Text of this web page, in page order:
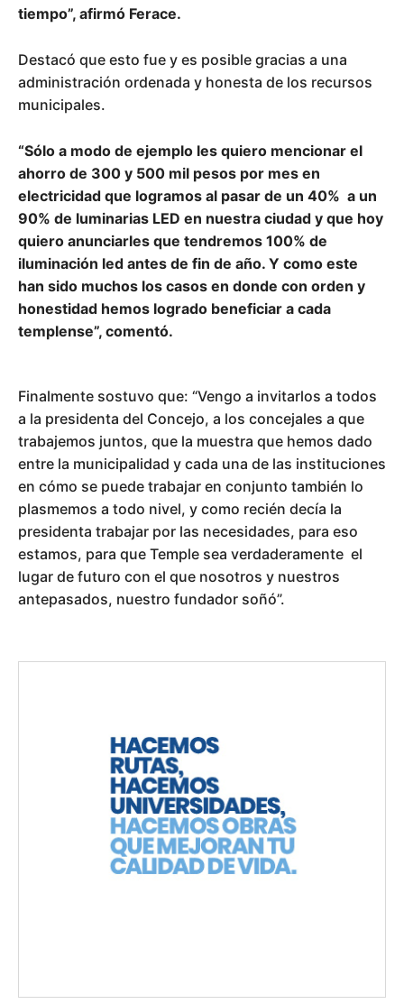
tiempo”, afirmó Ferace.
Destacó que esto fue y es posible gracias a una
administración ordenada y honesta de los recursos
municipales.
“Sólo a modo de ejemplo les quiero mencionar el
ahorro de 300 y 500 mil pesos por mes en
electricidad que logramos al pasar de un 40% a un
90% de luminarias LED en nuestra ciudad y que hoy
quiero anunciarles que tendremos 100% de
iluminación led antes de fin de año. Y como este
han sido muchos los casos en donde con orden y
honestidad hemos logrado beneficiar a cada
templense”, comentó.
Finalmente sostuvo que: “Vengo a invitarlos a todos
a la presidenta del Concejo, a los concejales a que
trabajemos juntos, que la muestra que hemos dado
entre la municipalidad y cada una de las instituciones
en cómo se puede trabajar en conjunto también lo
plasmemos a todo nivel, y como recién decía la
presidenta trabajar por las necesidades, para eso
estamos, para que Temple sea verdaderamente el
lugar de futuro con el que nosotros y nuestros
antepasados, nuestro fundador soñó”.